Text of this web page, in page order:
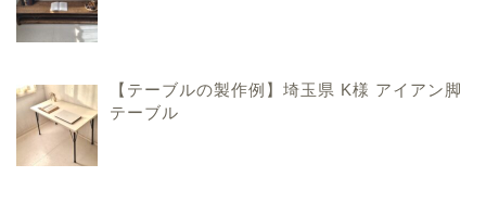
【テーブルの製作例】埼玉県 K様 アイアン脚
テーブル